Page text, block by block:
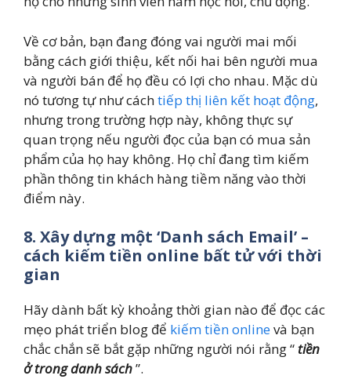
Về cơ bản, bạn đang đóng vai người mai mối
bằng cách giới thiệu, kết nối hai bên người mua
và người bán để họ đều có lợi cho nhau. Mặc dù
nó tương tự như cáchtiếp thị liên kết hoạt động,
nhưng trong trường hợp này, không thực sự
quan trọng nếu người đọc của bạn có mua sản
phẩm của họ hay không. Họ chỉ đang tìm kiếm
phần thông tin khách hàng tiềm năng vào thời
điểm này.
8. Xây dựng một ‘Danh sách Email’ –
cách kiếm tiền online bất tử với thời
gian
Hãy dành bất kỳ khoảng thời gian nào để đọc các
mẹo phát triển blog để kiếm tiền onlinevà bạn
chắc chắn sẽ bắt gặp những người nói rằng “tiền
ở trong danh sách”.